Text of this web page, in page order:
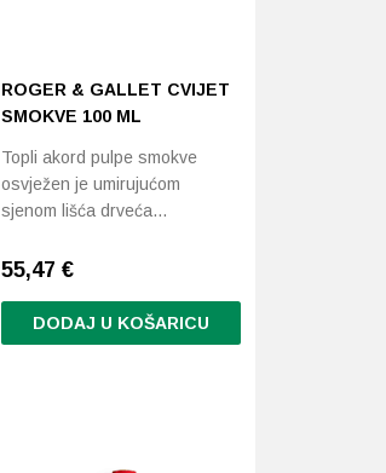
ROGER & GALLET CVIJET
SMOKVE 100 ML
Topli akord pulpe smokve
osvježen je umirujućom
sjenom lišća drveća…
55,47€
DODAJ U KOŠARICU